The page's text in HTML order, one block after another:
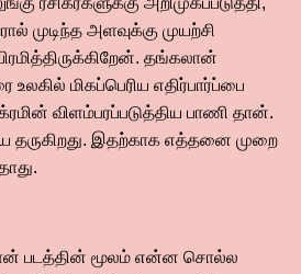
முடிந்த அளவுக்கு முயற்சி
தங்கலான்
உலகில் மிகப்பெரிய எதிர்பார்ப்பை
விளம்பரப்படுத்திய பாணி தான்.
தருகிறது. இதற்காக எத்தனை முறை
படத்தின் மூலம் என்ன சொல்ல